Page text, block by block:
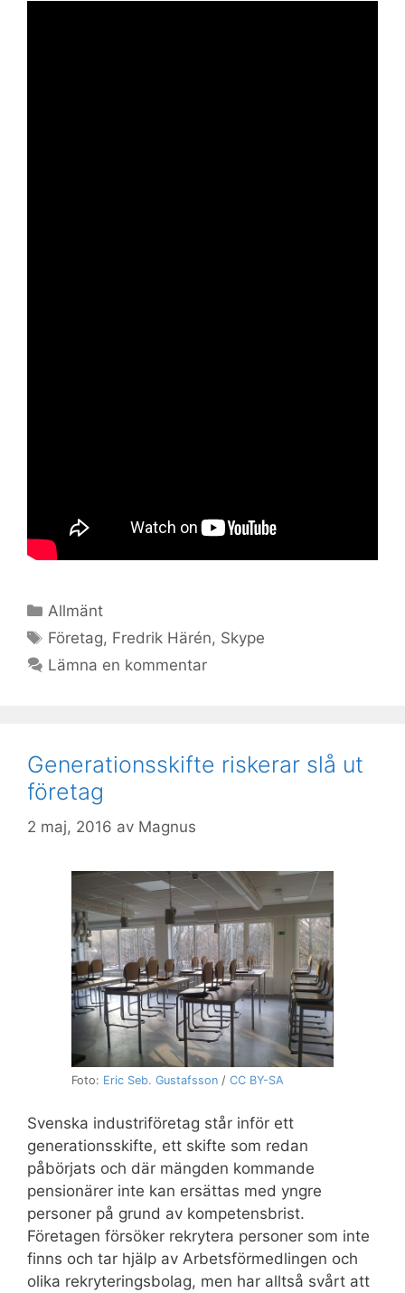
Kategorier
Allmänt
Etiketter
Företag, Fredrik Härén, Skype
Lämna en kommentar
Generationsskifte riskerar slå ut
företag
2 maj, 2016 av Magnus
Foto: Eric Seb. Gustafsson / CC BY-SA
Svenska industriföretag står inför ett
generationsskifte, ett skifte som redan
påbörjats och där mängden kommande
pensionärer inte kan ersättas med yngre
personer på grund av kompetensbrist.
Företagen försöker rekrytera personer som inte
finns och tar hjälp av Arbetsförmedlingen och
olika rekryteringsbolag, men har alltså svårt att